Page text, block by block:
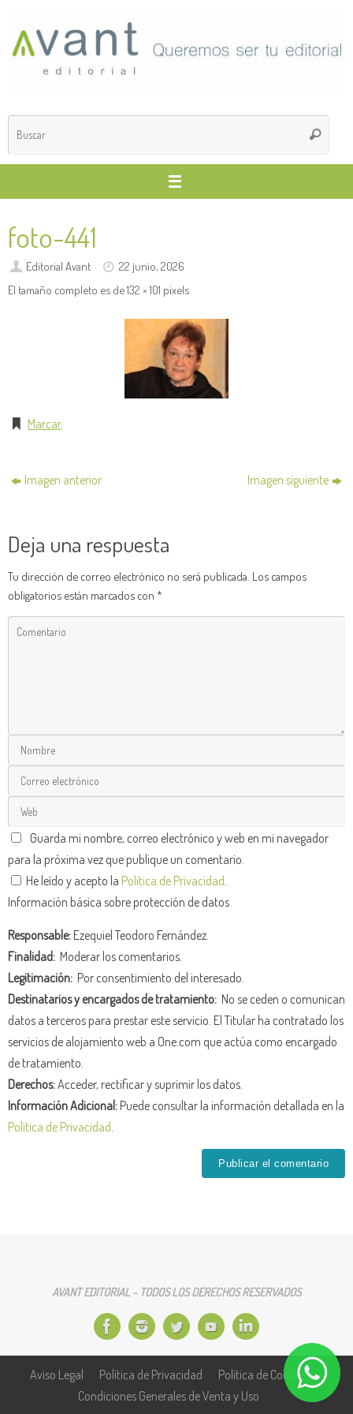
contenido
Buscar
foto-441
Editorial Avant
22 junio, 2026
El tamaño completo es de132 × 101 pixels
Marcar.
Imagen anterior Imagen siguiente
Deja una respuesta
Tu dirección de correo electrónico no será publicada. Los campos
obligatorios están marcados con *
Guarda mi nombre, correo electrónico y web en mi navegador
para la próxima vez que publique un comentario.
He leído y acepto la Política de Privacidad
Información básica sobre protección de datos
Responsable:Ezequiel Teodoro Fernández.
Finalidad: Moderar los comentarios.
Legitimación: Por consentimiento del interesado.
Destinatarios y encargados de tratamiento: No se ceden o comunican
datos a terceros para prestar este servicio. El Titular ha contratado los
servicios de alojamiento web a One.com que actúa como encargado
de tratamiento.
Derechos:Acceder, rectificar y suprimir los datos.
Información Adicional:Puede consultar la información detallada en la
Política de Privacidad
AVANT EDITORIAL - TODOS LOS DERECHOS RESERVADOS
Aviso Legal Política de Privacidad
Política de Cookies
Condiciones Generales de Venta y Uso